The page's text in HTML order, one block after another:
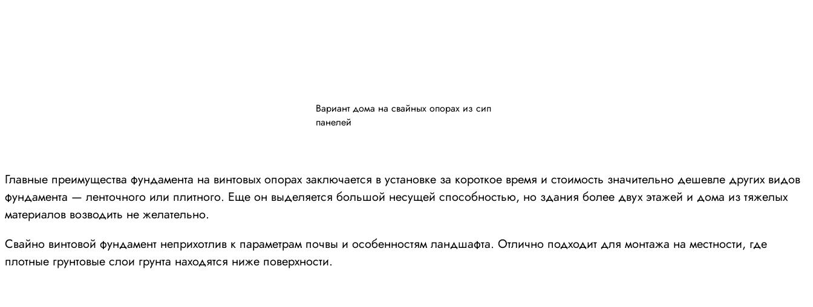
Вариант дома на свайных опорах из сип
панелей
Главные преимущества фундамента на винтовых опорах заключается в установке за короткое время и стоимость значительно дешевле других видов
фундамента — ленточного или плитного. Еще он выделяется большой несущей способностью, но здания более двух этажей и дома из тяжелых
материалов возводить не желательно.
Свайно винтовой фундамент неприхотлив к параметрам почвы и особенностям ландшафта. Отлично подходит для монтажа на местности, где
плотные грунтовые слои грунта находятся ниже поверхности.